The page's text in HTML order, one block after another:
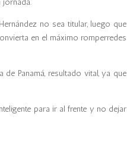
jornada.
no sea titular, luego que
en el máximo romperredes
Panamá, resultado vital, ya que
para ir al frente y no dejar